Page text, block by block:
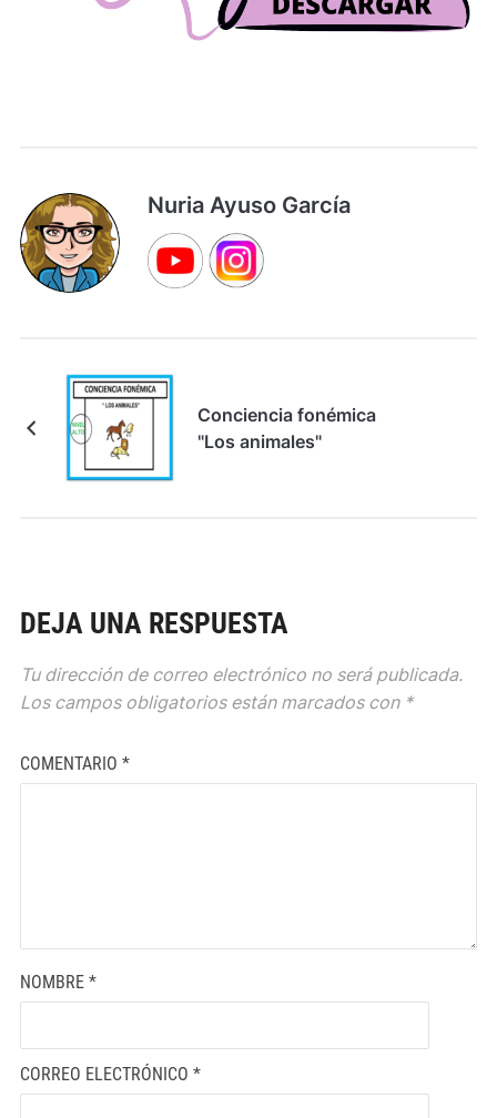
Nuria Ayuso García
Conciencia fonémica
"Los animales"
DEJA UNA RESPUESTA
Tu dirección de correo electrónico no será publicada.
Los campos obligatorios están marcados con *
COMENTARIO *
NOMBRE *
CORREO ELECTRÓNICO *